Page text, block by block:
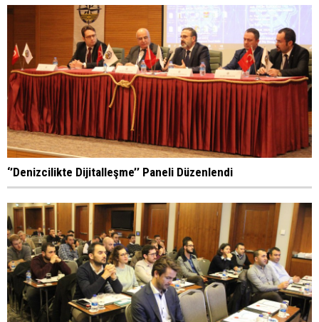
‘’Denizcilikte Dijitalleşme’’ Paneli Düzenlendi